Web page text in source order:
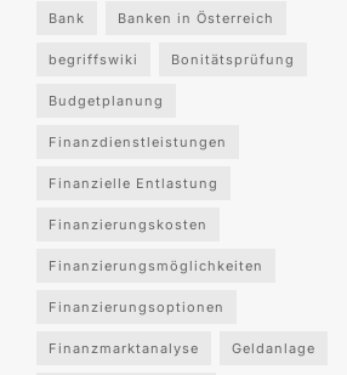
Bank Banken in Österreich
begriffswiki Bonitätsprüfung
Budgetplanung
Finanzdienstleistungen
Finanzielle Entlastung
Finanzierungskosten
Finanzierungsmöglichkeiten
Finanzierungsoptionen
Finanzmarktanalyse Geldanlage